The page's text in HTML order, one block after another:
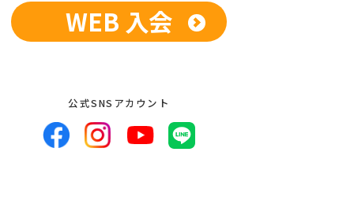
WEB 入会
公式SNSアカウント